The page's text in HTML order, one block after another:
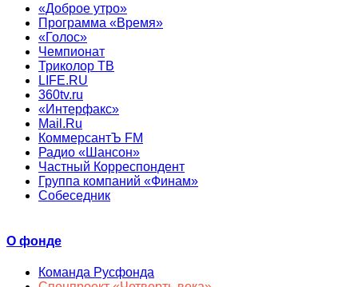
«Доброе утро»
Программа «Время»
«Голос»
Чемпионат
Триколор ТВ
LIFE.RU
360tv.ru
«Интерфакс»
Mail.Ru
КоммерсантЪ FM
Радио «Шансон»
Частный Корреспондент
Группа компаний «Финам»
Собеседник
О фонде
Команда Русфонда